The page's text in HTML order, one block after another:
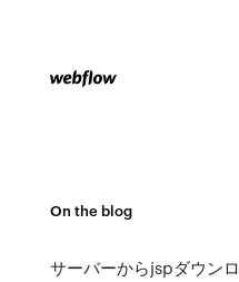
On the blog
サーバーからjspダウンロ